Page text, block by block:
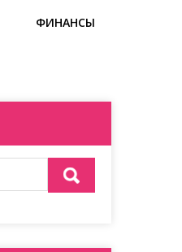
ФИНАНСЫ